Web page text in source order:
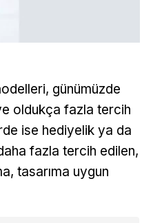
günümüzde
oldukça fazla tercih
ise hediyelik ya da
fazla tercih edilen,
tasarıma uygun